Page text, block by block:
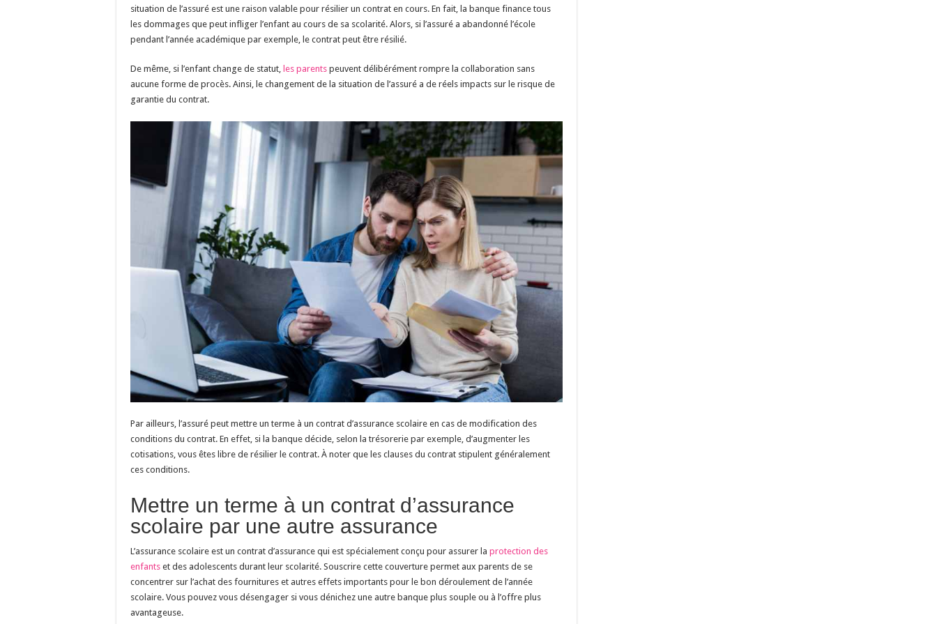
situation de l’assuré est une raison valable pour résilier un contrat en cours. En fait, la banque finance tous
les dommages que peut infliger l’enfant au cours de sa scolarité. Alors, si l’assuré a abandonné l’école
pendant l’année académique par exemple, le contrat peut être résilié.
De même, si l’enfant change de statut, les parents peuvent délibérément rompre la collaboration sans
aucune forme de procès. Ainsi, le changement de la situation de l’assuré a de réels impacts sur le risque de
garantie du contrat.
Par ailleurs, l’assuré peut mettre un terme à un contrat d’assurance scolaire en cas de modification des
conditions du contrat. En effet, si la banque décide, selon la trésorerie par exemple, d’augmenter les
cotisations, vous êtes libre de résilier le contrat. À noter que les clauses du contrat stipulent généralement
ces conditions.
Mettre un terme à un contrat d’assurance
scolaire par une autre assurance
L’assurance scolaire est un contrat d’assurance qui est spécialement conçu pour assurer la protection des
enfants et des adolescents durant leur scolarité. Souscrire cette couverture permet aux parents de se
concentrer sur l’achat des fournitures et autres effets importants pour le bon déroulement de l’année
scolaire. Vous pouvez vous désengager si vous dénichez une autre banque plus souple ou à l’offre plus
avantageuse.